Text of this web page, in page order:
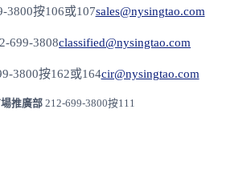
3800按106或107sales@nysingtao.com
699-3808classified@nysingtao.com
3800按162或164cir@nysingtao.com
推廣部 212-699-3800按111